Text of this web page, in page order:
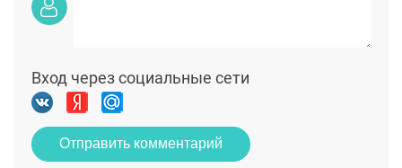
Вход через социальные сети
Отправить комментарий